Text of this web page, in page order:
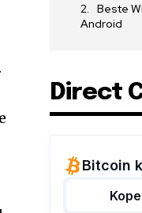
Beste
Android
Direct